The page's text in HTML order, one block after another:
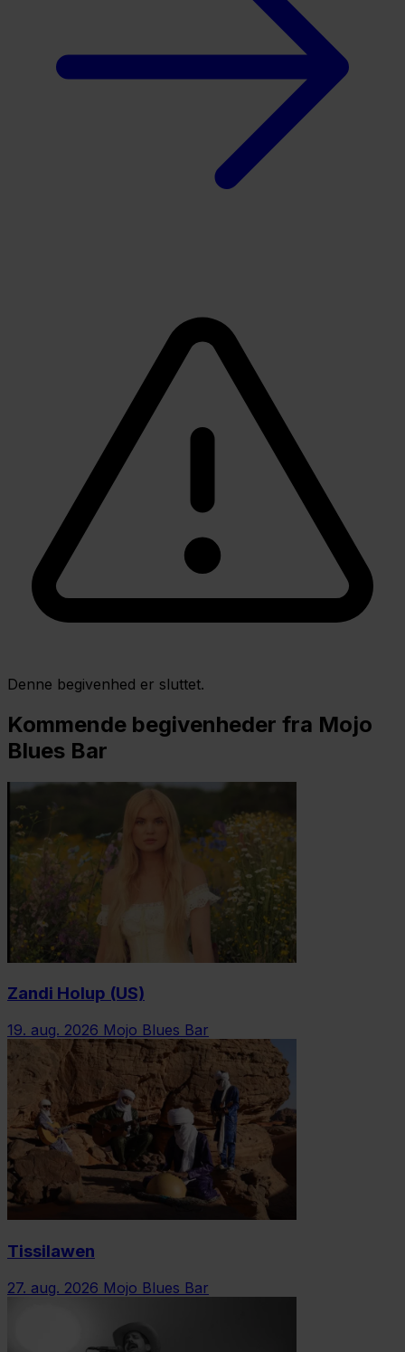
Denne begivenhed er sluttet.
Kommende begivenheder fra Mojo
Blues Bar
Zandi Holup (US)
19. aug. 2026 Mojo Blues Bar
Tissilawen
27. aug. 2026 Mojo Blues Bar